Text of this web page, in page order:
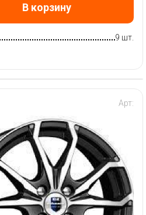
В корзину
9 шт.
Арт: